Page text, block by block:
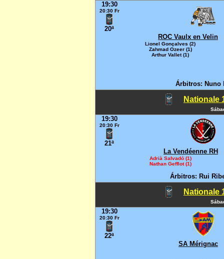
19:30
20:30 Fr
20ª
ROC Vaulx en Velin
Lionel Gonçalves (2)
Zahmad Ozeer (1)
Arthur Vallet (1)
Árbitros: Nuno
Nationale
19:30
20:30 Fr
21ª
La Vendéenne RH
Adrià Salvadó (1)
Nathan Gefflot (1)
Árbitros: Rui
Nationale
19:30
20:30 Fr
22ª
SA Mérignac